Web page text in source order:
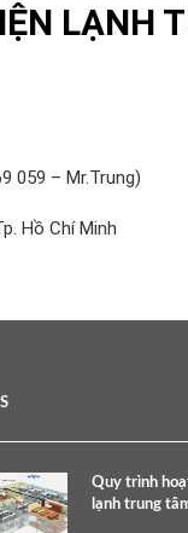
LẠNH
059 – Mr.Trung)
Hồ Chí Minh
Quy trình
lạnh trung